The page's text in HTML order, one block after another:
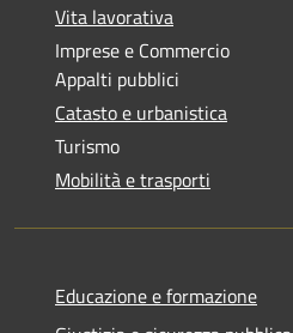
Vita lavorativa
Imprese e Commercio
Appalti pubblici
Catasto e urbanistica
Turismo
Mobilità e trasporti
Educazione e formazione